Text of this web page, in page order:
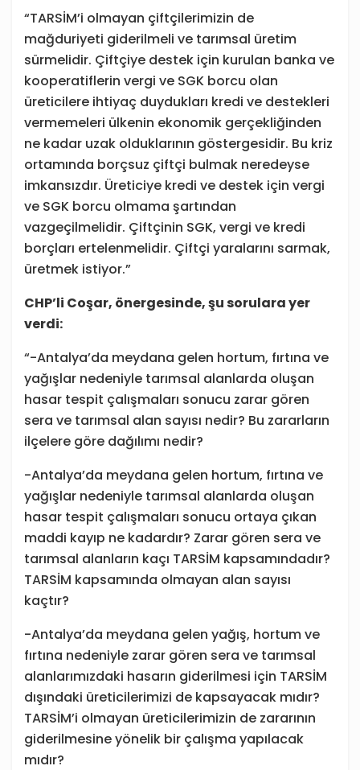
“TARSİM’i olmayan çiftçilerimizin de
mağduriyeti giderilmeli ve tarımsal üretim
sürmelidir. Çiftçiye destek için kurulan banka ve
kooperatiflerin vergi ve SGK borcu olan
üreticilere ihtiyaç duydukları kredi ve destekleri
vermemeleri ülkenin ekonomik gerçekliğinden
ne kadar uzak olduklarının göstergesidir. Bu kriz
ortamında borçsuz çiftçi bulmak neredeyse
imkansızdır. Üreticiye kredi ve destek için vergi
ve SGK borcu olmama şartından
vazgeçilmelidir. Çiftçinin SGK, vergi ve kredi
borçları ertelenmelidir. Çiftçi yaralarını sarmak,
üretmek istiyor.”
CHP’li Coşar, önergesinde, şu sorulara yer
verdi:
“-Antalya’da meydana gelen hortum, fırtına ve
yağışlar nedeniyle tarımsal alanlarda oluşan
hasar tespit çalışmaları sonucu zarar gören
sera ve tarımsal alan sayısı nedir? Bu zararların
ilçelere göre dağılımı nedir?
-Antalya’da meydana gelen hortum, fırtına ve
yağışlar nedeniyle tarımsal alanlarda oluşan
hasar tespit çalışmaları sonucu ortaya çıkan
maddi kayıp ne kadardır? Zarar gören sera ve
tarımsal alanların kaçı TARSİM kapsamındadır?
TARSİM kapsamında olmayan alan sayısı
kaçtır?
-Antalya’da meydana gelen yağış, hortum ve
fırtına nedeniyle zarar gören sera ve tarımsal
alanlarımızdaki hasarın giderilmesi için TARSİM
dışındaki üreticilerimizi de kapsayacak mıdır?
TARSİM’i olmayan üreticilerimizin de zararının
giderilmesine yönelik bir çalışma yapılacak
mıdır?